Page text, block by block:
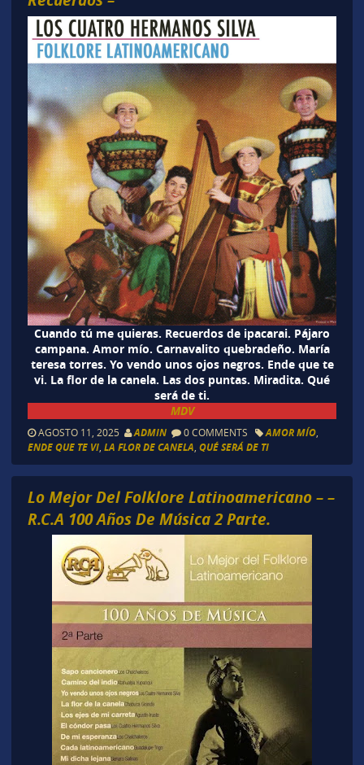
Cuando tú me quieras. Recuerdos de ipacarai. Pájaro
campana. Amor mío. Carnavalito quebradeño. María
teresa torres. Yo vendo unos ojos negros. Ende que te
vi. La flor de la canela. Las dos puntas. Miradita. Qué
será de ti.
MDV
AGOSTO 11, 2025 ADMIN 0 COMMENTS AMOR MÍO,
ENDE QUE TE VI, LA FLOR DE CANELA QUÉ SERÁ DE TI
Lo Mejor Del Folklore Latinoamericano – –
R.C.A 100 Años De Música 2 Parte.